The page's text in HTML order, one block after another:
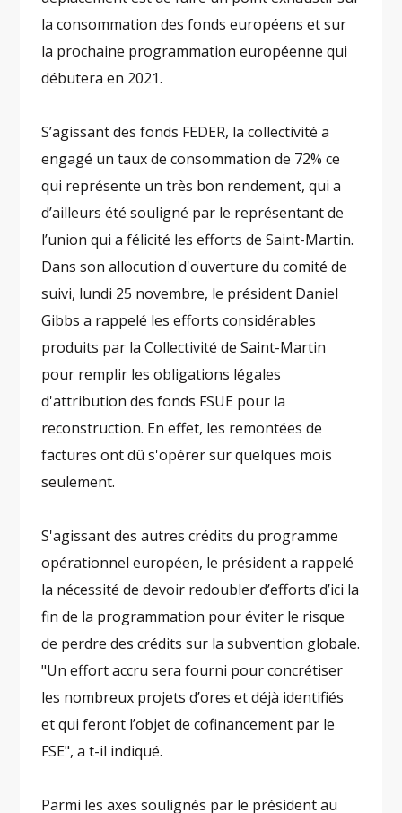
la consommation des fonds européens et sur
la prochaine programmation européenne qui
débutera en 2021.
S’agissant des fonds FEDER, la collectivité a
engagé un taux de consommation de 72% ce
qui représente un très bon rendement, qui a
d’ailleurs été souligné par le représentant de
l’union qui a félicité les efforts de Saint-Martin.
Dans son allocution d'ouverture du comité de
suivi, lundi 25 novembre, le président Daniel
Gibbs a rappelé les efforts considérables
produits par la Collectivité de Saint-Martin
pour remplir les obligations légales
d'attribution des fonds FSUE pour la
reconstruction. En effet, les remontées de
factures ont dû s'opérer sur quelques mois
seulement.
S'agissant des autres crédits du programme
opérationnel européen, le président a rappelé
la nécessité de devoir redoubler d’efforts d’ici la
fin de la programmation pour éviter le risque
de perdre des crédits sur la subvention globale.
"Un effort accru sera fourni pour concrétiser
les nombreux projets d’ores et déjà identifiés
et qui feront l’objet de cofinancement par le
FSE", a t-il indiqué.
Parmi les axes soulignés par le président au